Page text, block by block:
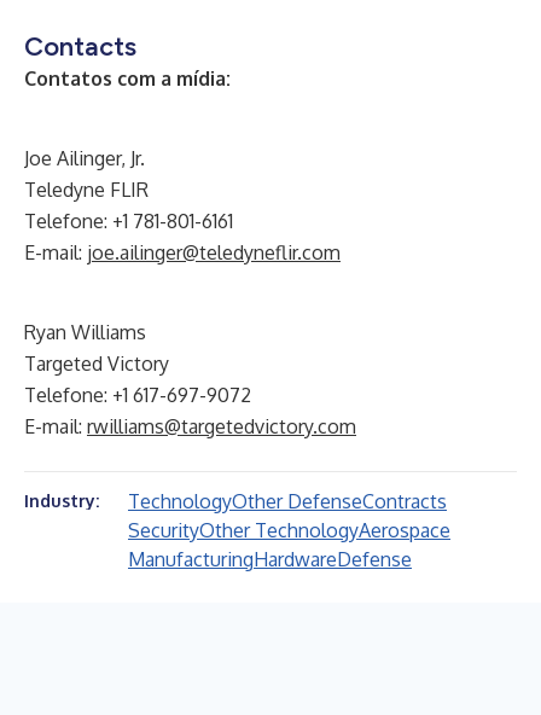
Contacts
Contatos com a mídia:
Joe Ailinger, Jr.
Teledyne FLIR
Telefone: +1 781-801-6161
E-mail: joe.ailinger@teledyneflir.com
Ryan Williams
Targeted Victory
Telefone: +1 617-697-9072
E-mail: rwilliams@targetedvictory.com
Industry: TechnologyOther DefenseContracts
SecurityOther TechnologyAerospace
ManufacturingHardwareDefense